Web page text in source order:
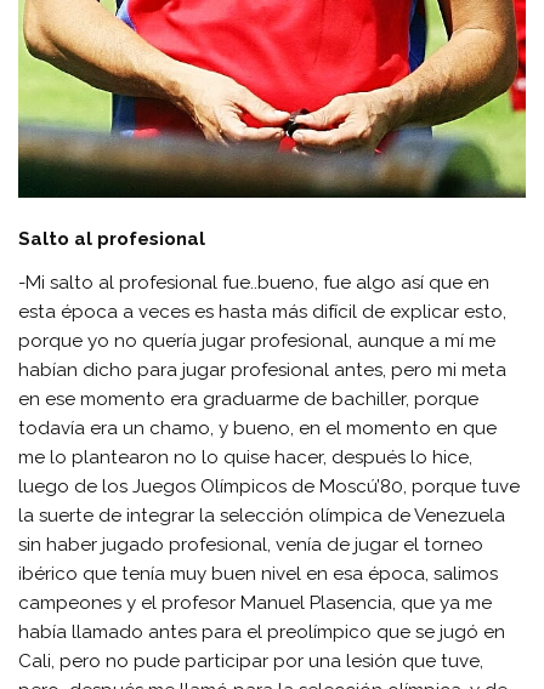
Salto al profesional
-Mi salto al profesional fue..bueno, fue algo así que en
esta época a veces es hasta más difícil de explicar esto,
porque yo no quería jugar profesional, aunque a mí me
habían dicho para jugar profesional antes, pero mi meta
en ese momento era graduarme de bachiller, porque
todavía era un chamo, y bueno, en el momento en que
me lo plantearon no lo quise hacer, después lo hice,
luego de los Juegos Olímpicos de Moscú’80, porque tuve
la suerte de integrar la selección olímpica de Venezuela
sin haber jugado profesional, venía de jugar el torneo
ibérico que tenía muy buen nivel en esa época, salimos
campeones y el profesor Manuel Plasencia, que ya me
había llamado antes para el preolímpico que se jugó en
Cali, pero no pude participar por una lesión que tuve,